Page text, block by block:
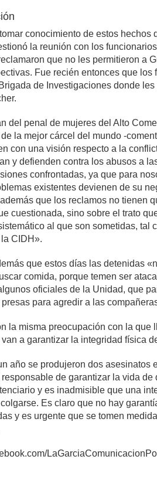
conocimiento de estos hechos
la reunión con los
que no les permitieron a
Fue recién entonces que
de Investigaciones donde
del penal de mujeres del Alto
la mejor cárcel del mundo -
con una visión respecto a la
y defienden contra los abusos a
confrontadas, ya que para
existentes devienen de su
que los reclamos no tienen
cuestionada, sino sobre el trato
al que son sometidas, tal
CIDH».
que estos días las detenidas
comida, porque temen ser
oficiales de la Unidad, que
para agredir a las
la misma preocupación con la que
a garantizar la integridad física
año se produjeron dos asesinatos
de garantizar la vida
y es inadmisible que una
Es claro que no hay
y es urgente que se tomen